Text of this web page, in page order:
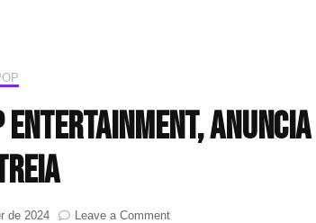
Entertainment, anuncia
de 2024 Leave a Commenton